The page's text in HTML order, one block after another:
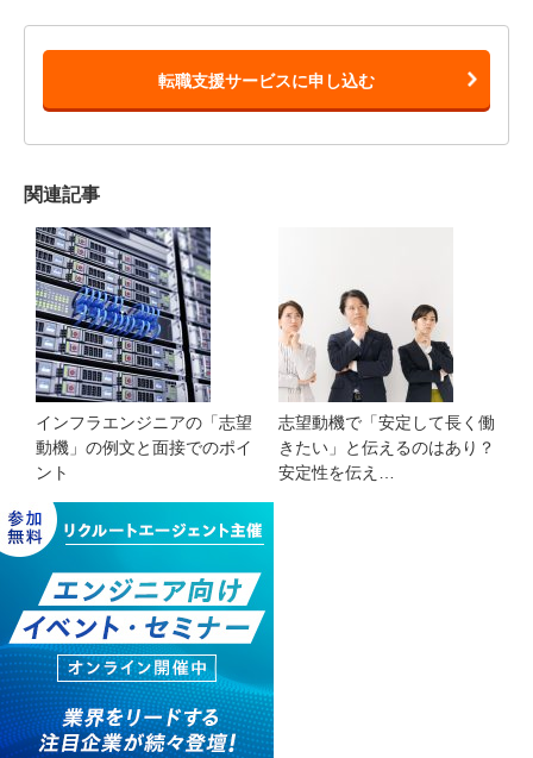
転職支援サービスに申し込む
関連記事
インフラエンジニアの「志望
動機」の例文と面接でのポイ
ント
志望動機で「安定して長く働
きたい」と伝えるのはあり？
安定性を伝え…